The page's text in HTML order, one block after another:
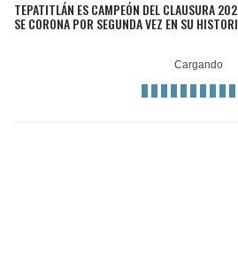
TEPATITLÁN ES CAMPEÓN DEL CLAUSURA
SE CORONA POR SEGUNDA VEZ EN SU